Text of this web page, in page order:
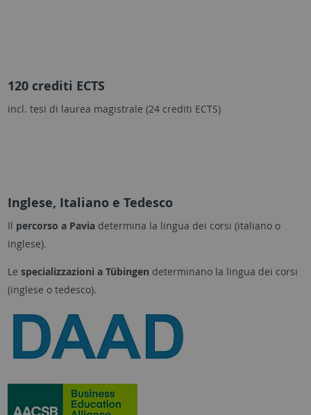
120 crediti ECTS
incl. tesi di laurea magistrale (24 crediti ECTS)
Inglese, Italiano e Tedesco
Il percorso a Paviadetermina la lingua dei corsi (italiano o
inglese).
Le specializzazioni a Tübingen determinano la lingua dei corsi
(inglese o tedesco).